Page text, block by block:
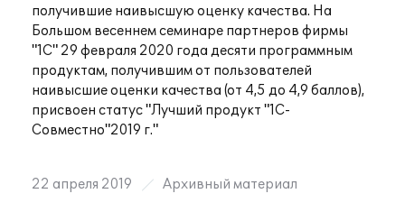
получившие наивысшую оценку качества. На
Большом весеннем семинаре партнеров фирмы
"1С" 29 февраля 2020 года десяти программным
продуктам, получившим от пользователей
наивысшие оценки качества (от 4,5 до 4,9 баллов),
присвоен статус "Лучший продукт "1С-
Совместно"2019 г."
22 апреля 2019 Архивный материал